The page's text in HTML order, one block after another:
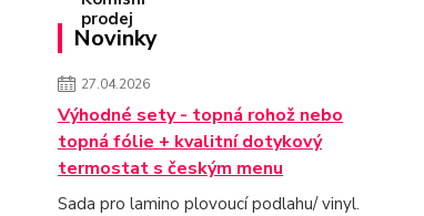
Novinky
27.04.2026
Výhodné sety - topná rohož nebo
topná fólie + kvalitní dotykový
termostat s českým menu
Sada pro lamino plovoucí podlahu/ vinyl.